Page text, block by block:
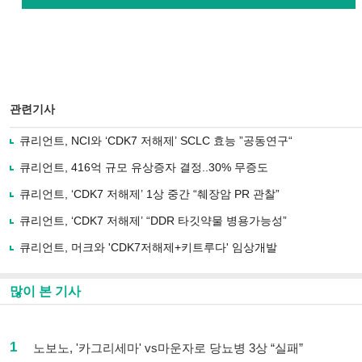
관련기사
큐리언트, NCI와 ‘CDK7 저해제’ SCLC 효능 ”공동연구“
큐리언트, 416억 규모 유상증자 결정..30% 무증도
큐리언트, ‘CDK7 저해제’ 1상 중간 “췌장암 PR 관찰”
큐리언트, ‘CDK7 저해제’ “DDR 타깃약물 병용가능성”
큐리언트, 머크와 'CDK7저해제+키트루다' 임상개발
많이 본 기사
1 노보노, '카그리세마' vs마운자로 당뇨병 3상 “실패”